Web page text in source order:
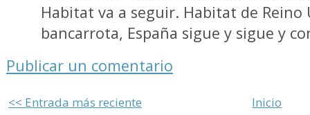
Habitat va a seguir. Habitat de Reino
bancarrota, España sigue y sigue y
Publicar un comentario
<< Entrada más reciente Inicio